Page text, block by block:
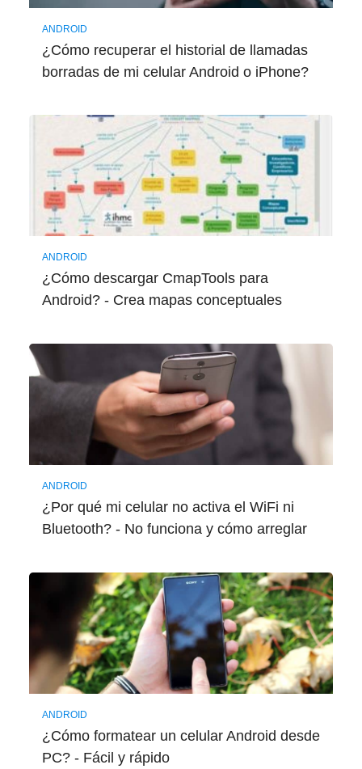
ANDROID
¿Cómo recuperar el historial de llamadas
borradas de mi celular Android o iPhone?
ANDROID
¿Cómo descargar CmapTools para
Android? - Crea mapas conceptuales
ANDROID
¿Por qué mi celular no activa el WiFi ni
Bluetooth? - No funciona y cómo arreglar
ANDROID
¿Cómo formatear un celular Android desde
PC? - Fácil y rápido